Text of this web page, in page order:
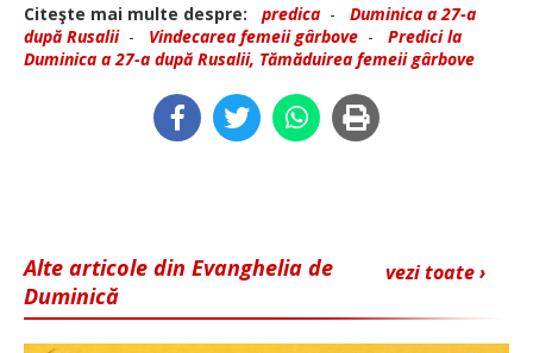
Citeşte mai multe despre: predica - Duminica a 27-a
după Rusalii- Vindecarea femeii gârbove - Predici la
Duminica a 27-a după Rusalii, Tămăduirea femeii gârbove
vezi toate ›
Alte articole din Evanghelia de
Duminică